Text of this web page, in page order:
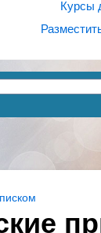
Курсы